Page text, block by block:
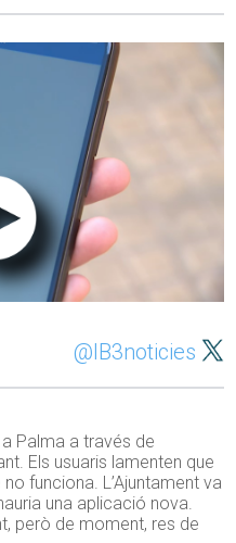
@IB3noticies
Palma a través de
Els usuaris lamenten que
funciona. L’Ajuntament va
una aplicació nova.
però de moment, res de